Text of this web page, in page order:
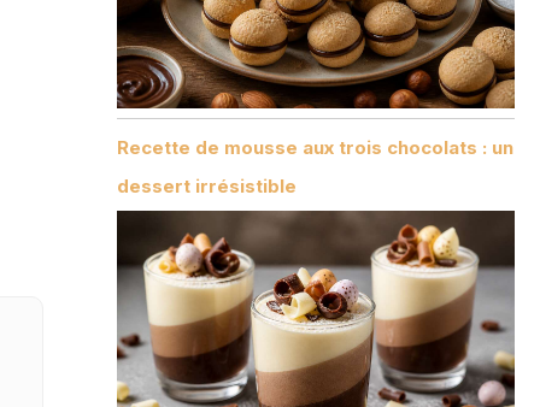
Recette de mousse aux trois chocolats : un
dessert irrésistible